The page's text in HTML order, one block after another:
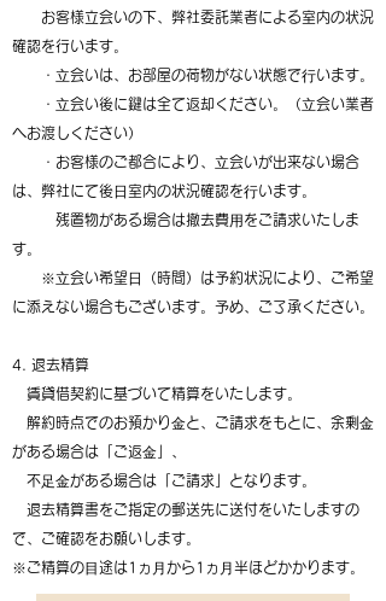
お客様立会いの下、弊社委託業者による室内の状況
確認を行います。
・⽴会いは、お部屋の荷物がない状態で⾏います。
・⽴会い後に鍵は全て返却ください。（⽴会い業者
へお渡しください）
・お客様のご都合により、⽴会いが出来ない場合
は、弊社にて後⽇室内の状況確認を⾏います。
残置物がある場合は撤去費⽤をご請求いたしま
す。
※⽴会い希望⽇（時間）は予約状況により、ご希望
に添えない場合もございます。予め、ご了承ください。
4. 退去精算
賃貸借契約に基づいて精算をいたします。
解約時点でのお預かり⾦と、ご請求をもとに、余剰⾦
がある場合は「ご返⾦」、
不⾜⾦がある場合は「ご請求」となります。
退去精算書をご指定の郵送先に送付をいたしますの
で、ご確認をお願いします。
※ご精算の⽬途は1ヵ⽉から1ヵ⽉半ほどかかります。